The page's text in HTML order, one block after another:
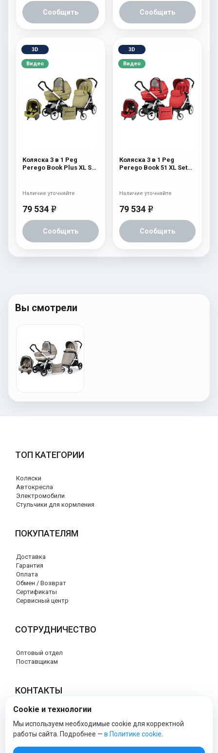
Сообщить Сообщить
3D
Видео
Коляска 3 в 1 Peg
Perego Book Plus XL Set
Green Tea
79 534 e
Сообщить
Наличие уточняйте
3D
Видео
Коляска 3 в 1 Peg
Perego Book 51 XL Set
шасси White/Black)
79 534 e
Сообщить
Наличие уточняйте
Вы смотрели
ТОП КАТЕГОРИИ
Коляски
Автокресла
Электромобили
Стульчики для кормления
ПОКУПАТЕЛЯМ
Доставка
Гарантия
Оплата
Обмен / Возврат
Сертификаты
Сервисный центр
СОТРУДНИЧЕСТВО
Оптовый отдел
Поставщикам
КОНТАКТЫ
8 (800) 707-17-56
info@peg-perego-market.ru
Cookie и технологии
Мы используем необходимые cookie для корректной
работы сайта. Подробнее — в Политике cookie